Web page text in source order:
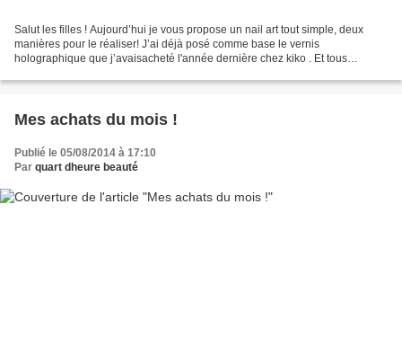
Salut les filles ! Aujourd’hui je vous propose un nail art tout simple, deux
manières pour le réaliser! J’ai déjà posé comme base le vernis
holographique que j’avaisacheté l'année dernière chez kiko . Et tous
Mes achats du mois !
Publié le 05/08/2014 à 17:10
Par quart dheure beauté